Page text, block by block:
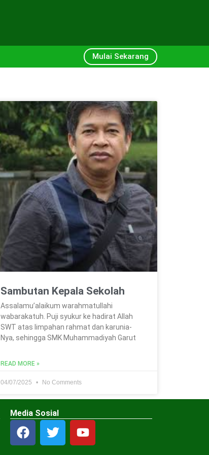
Mulai Sekarang
Sambutan Kepala Sekolah
Assalamu’alaikum warahmatullahi
wabarakatuh. Puji syukur ke hadirat Allah
SWT atas limpahan rahmat dan karunia-
Nya, sehingga SMK Muhammadiyah Garut
READ MORE »
04/07/2025 No Comments
Media Sosial